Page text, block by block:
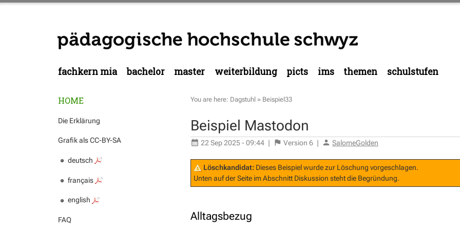
fachkern mia bachelor master weiterbildung picts ims themen schulstufen
HOME
Die Erklärung
Grafik als CC-BY-SA
deutsch
français
english
FAQ
You are here: Dagstuhl » Beispiel33
Beispiel Mastodon
22 Sep 2025 - 09:44 | Version 6 | SalomeGolden
Löschkandidat: Dieses Beispiel wurde zur Löschung vorgeschlagen.
Unten auf der Seite im Abschnitt Diskussion steht die Begründung.
Alltagsbezug